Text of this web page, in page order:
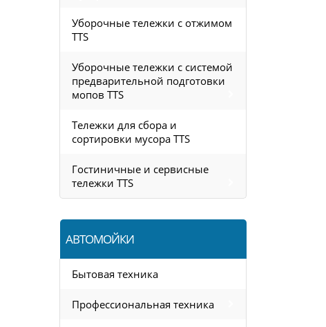
Уборочные тележки с отжимом
TTS
Уборочные тележки с системой
предварительной подготовки
мопов TTS
Тележки для сбора и
сортировки мусора TTS
Гостиничные и сервисные
тележки TTS
АВТОМОЙКИ
Бытовая техника
Профессиональная техника